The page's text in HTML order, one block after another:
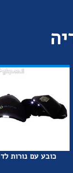
כובע עם נורות לד